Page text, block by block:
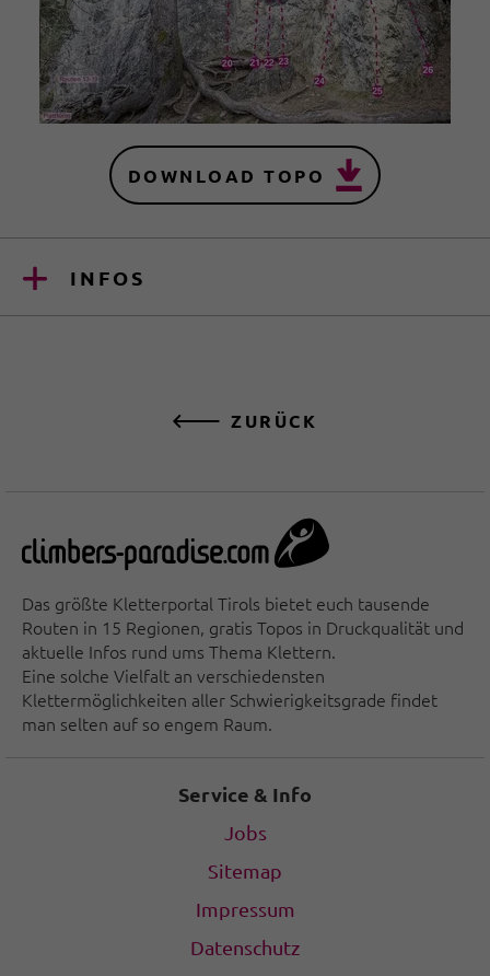
DOWNLOAD TOPO
INFOS
ZURÜCK
Das größte Kletterportal Tirols bietet euch tausende
Routen in 15 Regionen, gratis Topos in Druckqualität und
aktuelle Infos rund ums Thema Klettern.
Eine solche Vielfalt an verschiedensten
Klettermöglichkeiten aller Schwierigkeitsgrade findet
man selten auf so engem Raum.
Service & Info
Jobs
Sitemap
Impressum
Datenschutz